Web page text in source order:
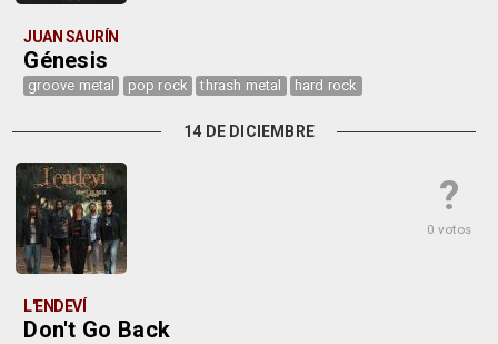
JUAN SAURÍN
Génesis
groove metal pop rock thrash metal hard rock
14 DE DICIEMBRE
?
0 votos
L'ENDEVÍ
Don't Go Back